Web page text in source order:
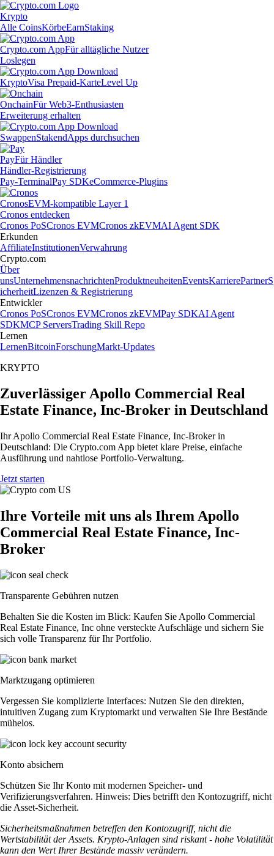
Krypto
Alle CoinsKörbeEarnStaking
Crypto.com AppFür alltägliche Nutzer
Loslegen
KryptoVisa Prepaid-KarteLevel Up
OnchainFür Web3-Enthusiasten
Erweiterung erhalten
SwappenStakendApps durchsuchen
PayFür Händler
Händler-Registrierung
Pay-TerminalPay SDKeCommerce-Plugins
CronosEVM-kompatible Layer 1
Cronos entdecken
Cronos PoSCronos EVMCronos zkEVMAI Agent SDK
Erkunden
AffiliateInstitutionenVerwahrung
Crypto.com
Über
unsUnternehmensnachrichtenProduktneuheitenEventsKarrierePartnerS
icherheitLizenzen & Registrierung
Entwickler
Cronos PoSCronos EVMCronos zkEVMPay SDKAI Agent
SDKMCP ServersTrading Skill Repo
Lernen
LernenBitcoinForschungMarkt-Updates
KRYPTO
Zuverlässiger Apollo Commercial Real
Estate Finance, Inc-Broker in Deutschland
Ihr Apollo Commercial Real Estate Finance, Inc-Broker in
Deutschland: Die Crypto.com App bietet klare Preise, einfache
Ausführung und nahtlose Portfolio-Verwaltung.
Jetzt starten
Ihre Vorteile mit uns als Ihrem Apollo
Commercial Real Estate Finance, Inc-
Broker
Transparente Gebühren nutzen
Behalten Sie die Kosten im Blick: Kaufen Sie Apollo Commercial
Real Estate Finance, Inc ohne versteckte Aufschläge und sichern Sie
sich volle Transparenz für Ihr Portfolio.
Marktzugang optimieren
Vergessen Sie komplizierte Interfaces: Nutzen Sie den direkten,
intuitiven Zugang zum Kryptomarkt und verwalten Sie Ihre Bestände
mühelos.
Konto absichern
Schützen Sie Ihr Konto mit modernen Speicher- und
Verifizierungsverfahren. Hinweis: Dies betrifft den Kontozugriff, nicht
die Asset-Sicherheit.
Sicherheitsmaßnahmen betreffen den Kontozugriff, nicht die
Wertstabilität der Assets. Krypto-Anlagen sind riskant - hohe Volatilität
kann den Wert Ihrer Bestände massiv verändern.